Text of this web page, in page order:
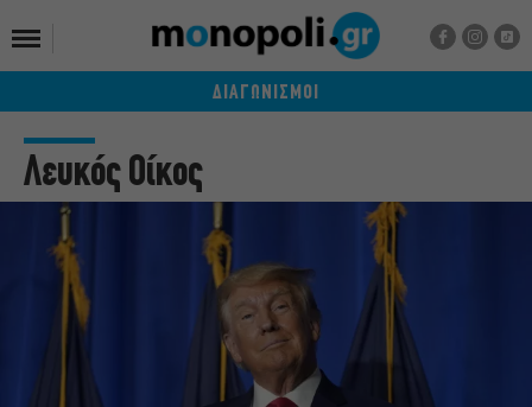
ΔΙΑΓΩΝΙΣΜΟΙ
Λευκός Οίκος